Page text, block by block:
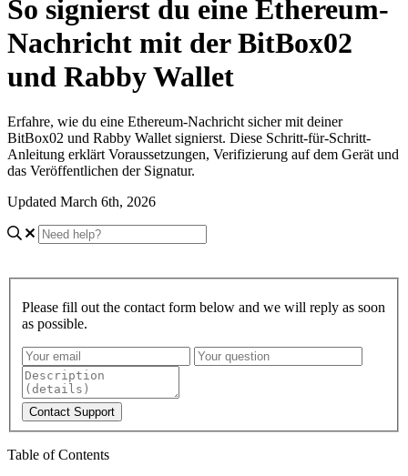
So signierst du eine Ethereum-
Nachricht mit der BitBox02
und Rabby Wallet
Erfahre, wie du eine Ethereum-Nachricht sicher mit deiner
BitBox02 und Rabby Wallet signierst. Diese Schritt-für-Schritt-
Anleitung erklärt Voraussetzungen, Verifizierung auf dem Gerät und
das Veröffentlichen der Signatur.
Updated March 6th, 2026
Please fill out the contact form below and we will reply as soon
as possible.
Contact Support
Table of Contents